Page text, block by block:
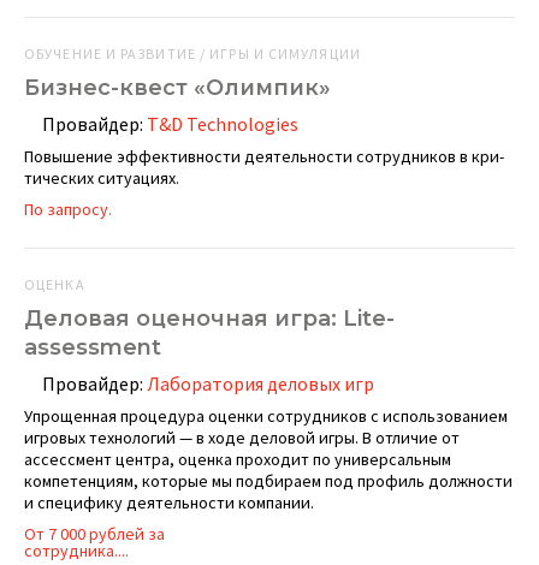
ОБУЧЕНИЕ И РАЗВИТИЕ / ИГРЫ И СИМУЛЯЦИИ
Бизнес-квест «Олимпик»
Провайдер: T&D Technologies
Повышение эффек­тив­нос­ти дея­тель­нос­ти сотруд­ни­ков в кри­
ти­чес­ких ситуациях.
По запросу.
ОЦЕНКА
Деловая оценочная игра: Lite-
assessment
Провайдер: Лаборатория деловых игр
Упрощенная процедура оценки сотрудников с использованием
игровых технологий — в ходе деловой игры. В отличие от
ассессмент центра, оценка проходит по универсальным
компетенциям, которые мы подбираем под профиль должности
и специфику деятельности компании.
От 7 000 рублей за
сотрудника....